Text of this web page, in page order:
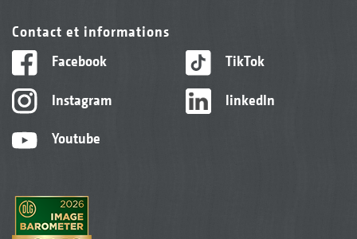
Contact et informations
Facebook
Instagram
Youtube
TikTok
linkedIn